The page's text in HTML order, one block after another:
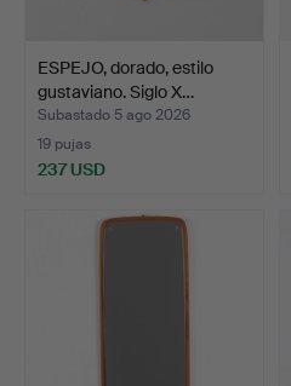
ESPEJO, dorado, estilo
gustaviano. Siglo X…
Subastado 5 ago 2026
19 pujas
237 USD